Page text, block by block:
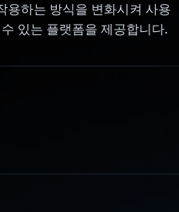
용하는 방식을 변화시켜 사용
있는 플랫폼을 제공합니다.